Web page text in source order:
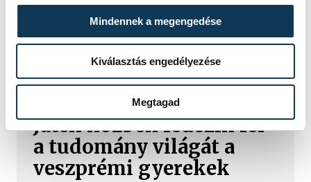
Mindennek a megengedése
Kiválasztás engedélyezése
Megtagad
munkatársai azon dolgoznak, hogy az
utolsó még termelő turbina
hibamentesen működjön - közölte a
miniszterelnök a paksi erőműnél tett
keddi látogatása során.
Játék közben fedezik fel
a tudomány világát a
veszprémi gyerekek